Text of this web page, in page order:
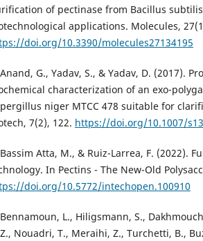
of pectinase from Bacillus
applications. Molecules,
doi.org/10.3390/molecules27134195
G., Yadav, S., & Yadav, D. (2017).
characterization of an exo-
niger MTCC 478 suitable for
7(2), 122. https://doi.org/10.1007/
Atta, M., & Ruiz-Larrea, F. (2022).
In Pectins - The New-Old
doi.org/10.5772/intechopen.100910
L., Hiligsmann, S.,
Nouadri, T., Meraihi, Z., Turchetti, B.,